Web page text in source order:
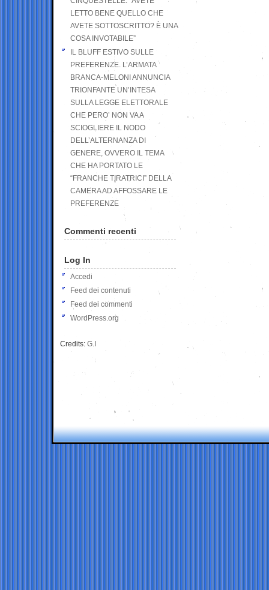
LETTO BENE QUELLO CHE
AVETE SOTTOSCRITTO? È UNA
COSA INVOTABILE”
IL BLUFF ESTIVO SULLE
PREFERENZE. L’ARMATA
BRANCA-MELONI ANNUNCIA
TRIONFANTE UN’INTESA
SULLA LEGGE ELETTORALE
CHE PERO’ NON VA A
SCIOGLIERE IL NODO
DELL’ALTERNANZA DI
GENERE, OVVERO IL TEMA
CHE HA PORTATO LE
“FRANCHE TIRATRICI” DELLA
CAMERA AD AFFOSSARE LE
PREFERENZE
Commenti recenti
Log In
Accedi
Feed dei contenuti
Feed dei commenti
WordPress.org
Credits: G.I